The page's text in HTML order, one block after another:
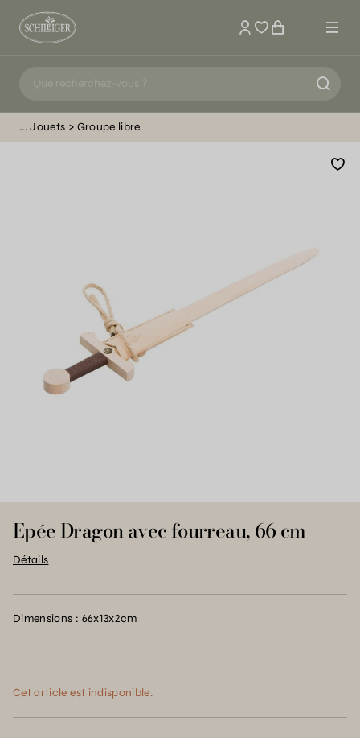
Mon compte
Jouets Groupe libre
Epée Dragon avec fourreau, 66 cm
Détails
Dimensions : 66x13x2cm
Cet article est indisponible.